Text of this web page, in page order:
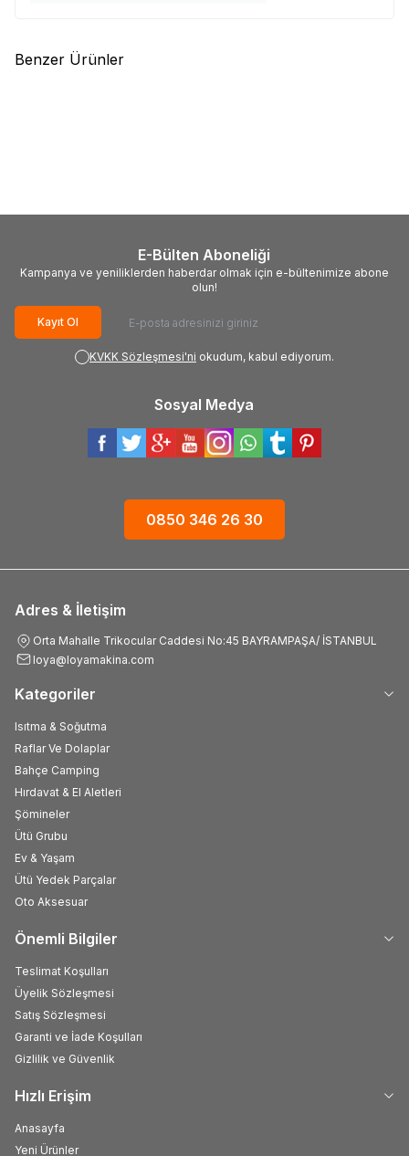
Benzer Ürünler
E-Bülten Aboneliği
Kampanya ve yeniliklerden haberdar olmak için e-bültenimize abone
olun!
Kayıt Ol
KVKK Sözleşmesi'ni okudum, kabul ediyorum.
Sosyal Medya
0850 346 26 30
Adres & İletişim
Orta Mahalle Trikocular Caddesi No:45 BAYRAMPAŞA/ İSTANBUL
loya@loyamakina.com
Kategoriler
Isıtma & Soğutma
Raflar Ve Dolaplar
Bahçe Camping
Hırdavat & El Aletleri
Şömineler
Ütü Grubu
Ev & Yaşam
Ütü Yedek Parçalar
Oto Aksesuar
Önemli Bilgiler
Teslimat Koşulları
Üyelik Sözleşmesi
Satış Sözleşmesi
Garanti ve İade Koşulları
Gizlilik ve Güvenlik
Hızlı Erişim
Anasayfa
Yeni Ürünler